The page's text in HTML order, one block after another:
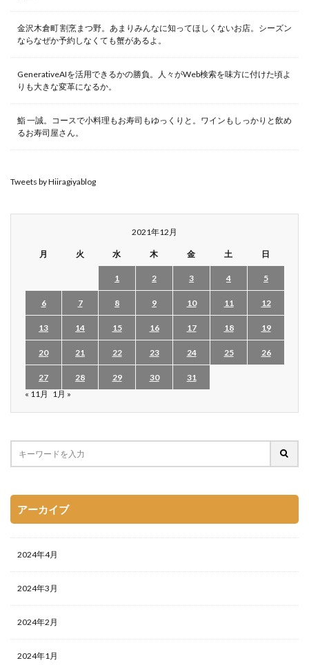
金沢木倉町 割烹まつ野。あまりみんなに知ってほしくないお店。シーズン
ならなぜか予約しなくても蟹があるよ。
GenerativeAIを活用できるかの勝負。人々がWeb検索を味方に付けた頃よ
りも大きな変革になるか。
鮨 一誠。コースで小料理もお寿司もゆっくりと。ワインもしっかりと飲め
るお寿司屋さん。
Tweets by Hiiragiyablog
2021年12月
月 火 水 木 金 土 日
1 2 3 4 5
6 7 8 9 10 11 12
13 14 15 16 17 18 19
20 21 22 23 24 25 26
27 28 29 30
31
« 11月 1月 »
アーカイブ
2024年4月
2024年3月
2024年2月
2024年1月